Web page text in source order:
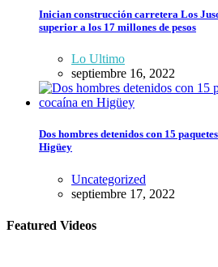
Inician construcción carretera Los
superior a los 17 millones de pesos
Lo Ultimo
septiembre 16, 2022
Dos hombres detenidos con 15
Higüey
Uncategorized
septiembre 17, 2022
Featured Videos